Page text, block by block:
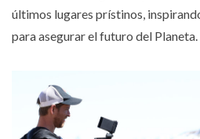
últimos lugares prístinos,
para asegurar el futuro del Planeta.